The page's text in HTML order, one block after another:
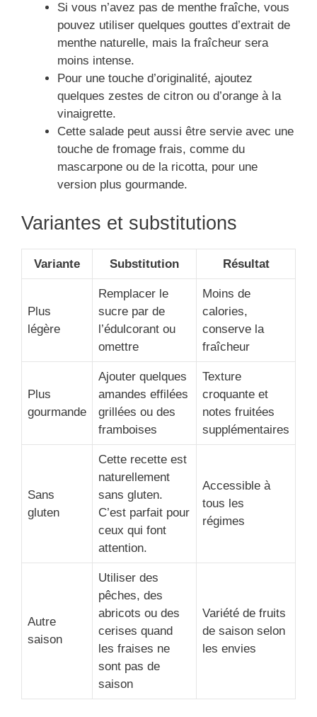
Si vous n’avez pas de menthe fraîche, vous
pouvez utiliser quelques gouttes d’extrait de
menthe naturelle, mais la fraîcheur sera
moins intense.
Pour une touche d’originalité, ajoutez
quelques zestes de citron ou d’orange à la
vinaigrette.
Cette salade peut aussi être servie avec une
touche de fromage frais, comme du
mascarpone ou de la ricotta, pour une
version plus gourmande.
Variantes et substitutions
Variante Substitution Résultat
Plus
légère
Remplacer le
sucre par de
l’édulcorant ou
omettre
Moins de
calories,
conserve la
fraîcheur
Plus
gourmande
Ajouter quelques
amandes effilées
grillées ou des
framboises
Texture
croquante et
notes fruitées
supplémentaires
Sans
gluten
Cette recette est
naturellement
sans gluten.
C’est parfait pour
ceux qui font
attention.
Accessible à
tous les
régimes
Autre
saison
Utiliser des
pêches, des
abricots ou des
cerises quand
les fraises ne
sont pas de
saison
Variété de fruits
de saison selon
les envies